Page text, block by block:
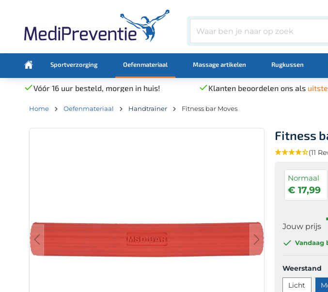
Sportverzorging Oefenmateriaal Massage artikelen Rugkussen
Vóór 16 uur besteld, morgen in huis! Klanten beoordelen ons als
Home Oefenmateriaal Handtrainer Fitness bar Moves
Fitness
(11
Normaal
€ 17,99
Jouw prijs
Vandaag
Weerstand
Licht